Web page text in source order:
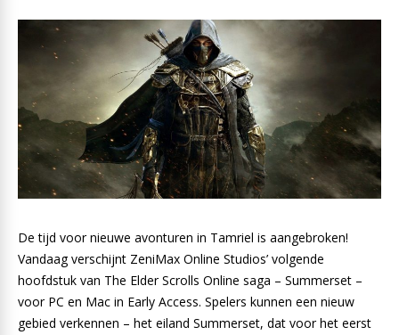
De tijd voor nieuwe avonturen in Tamriel is aangebroken!
Vandaag verschijnt ZeniMax Online Studios’ volgende
hoofdstuk van The Elder Scrolls Online saga – Summerset –
voor PC en Mac in Early Access. Spelers kunnen een nieuw
gebied verkennen – het eiland Summerset, dat voor het eerst